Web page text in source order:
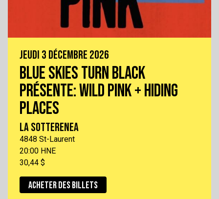
JEUDI 3 DÉCEMBRE 2026
BLUE SKIES TURN BLACK
PRÉSENTE: WILD PINK + HIDING
PLACES
LA SOTTERENEA
4848 St-Laurent
20:00 HNE
30,44 $
ACHETER DES BILLETS